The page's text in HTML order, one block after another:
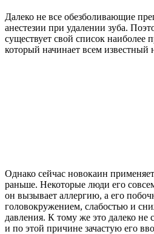
Далеко не все обезболивающие
анестезии при удалении зуба.
существует свой список наиболее
который начинает всем известный
Однако сейчас новокаин
раньше. Некоторые люди его
он вызывает аллергию, а его
головокружением, слабостью и
давления. К тому же это далеко не
и по этой причине зачастую его